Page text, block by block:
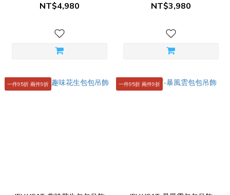
NT$4,980 NT$3,980
一件95折 兩件9折 一件95折 兩件9折